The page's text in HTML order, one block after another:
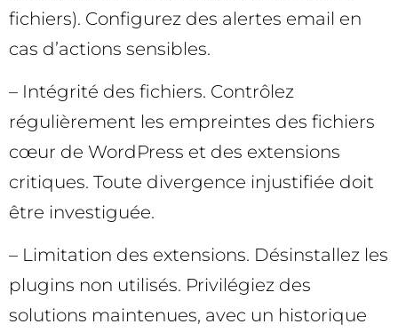
fichiers). Configurez des alertes email en
cas d’actions sensibles.
– Intégrité des fichiers. Contrôlez
régulièrement les empreintes des fichiers
cœur de WordPress et des extensions
critiques. Toute divergence injustifiée doit
être investiguée.
– Limitation des extensions. Désinstallez les
plugins non utilisés. Privilégiez des
solutions maintenues, avec un historique